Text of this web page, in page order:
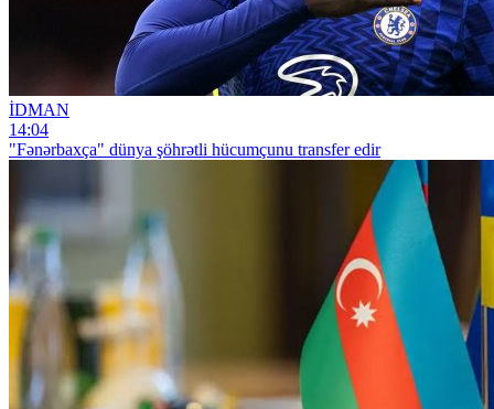
İDMAN
14:04
"Fənərbaxça" dünya şöhrətli hücumçunu transfer edir